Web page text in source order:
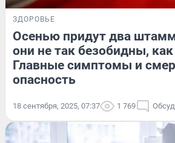
ЗДОРОВЬЕ
Осенью придут два
они не так безобидны,
Главные симптомы и
опасность
18 сентября, 2025, 07:37 1 769